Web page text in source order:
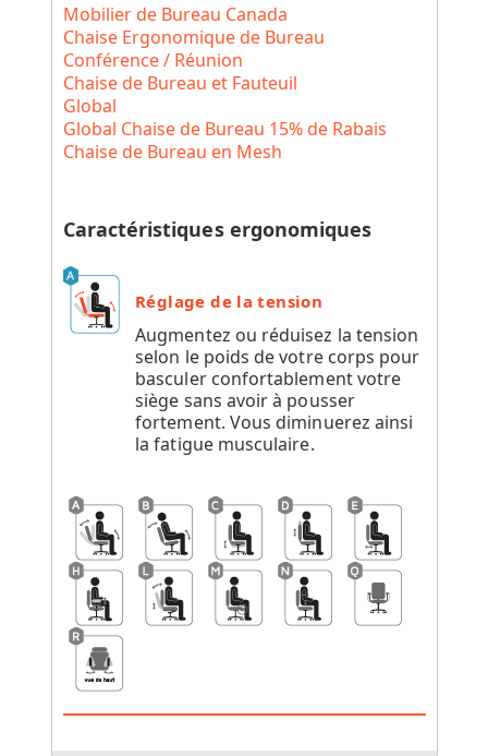
Mobilier de Bureau Canada
Chaise Ergonomique de Bureau
Conférence / Réunion
Chaise de Bureau et Fauteuil
Global
Global Chaise de Bureau 15% de Rabais
Chaise de Bureau en Mesh
Caractéristiques ergonomiques
Réglage de la tension
Augmentez ou réduisez la tension
selon le poids de votre corps pour
basculer confortablement votre
siège sans avoir à pousser
fortement. Vous diminuerez ainsi
la fatigue musculaire.